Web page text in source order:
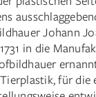
Johann
1731 in die
für die